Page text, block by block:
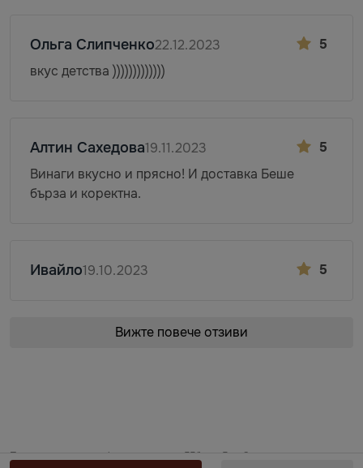
5
Ольга Слипченко22.12.2023
вкус детства )))))))))))))
5
Алтин Сахедова19.11.2023
Винаги вкусно и прясно! И доставка Беше
бърза и коректна.
5
Ивайло19.10.2023
Вижте повече отзиви
Предоставяне на информация по чл. 55б, ал. 5 от Закона за въвеждане